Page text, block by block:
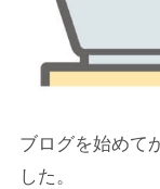
ブログを始めて
した。